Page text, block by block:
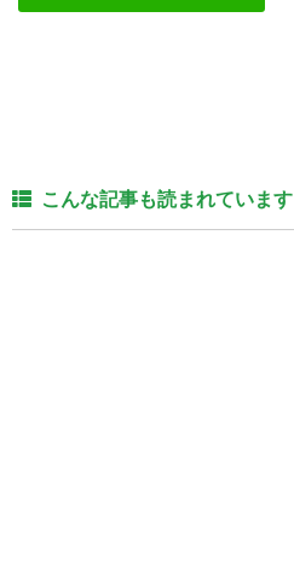
こんな記事も読まれています